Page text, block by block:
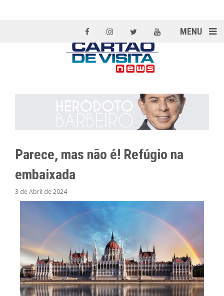
MENU
Parece, mas não é! Refúgio na
embaixada
3 de Abril de 2024